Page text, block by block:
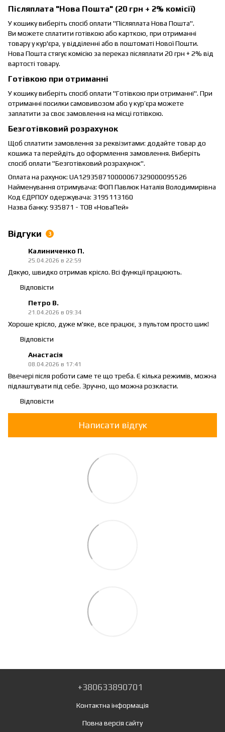
Післяплата "Нова Пошта" (20 грн + 2% комісії)
У кошику виберіть спосіб оплати "Післяплата Нова Пошта".
Ви можете сплатити готівкою або карткою, при отриманні
товару у кур'єра, у відділенні або в поштоматі Нової Пошти.
Нова Пошта стягує комісію за переказ післяплати 20 грн + 2% від
вартості товару.
Готівкою при отриманні
У кошику виберіть спосіб оплати "Готівкою при отриманні". При
отриманні посилки самовивозом або у кур’єра можете
заплатити за своє замовлення на місці готівкою.
Безготівковий розрахунок
Щоб сплатити замовлення за реквізитами: додайте товар до
кошика та перейдіть до оформлення замовлення. Виберіть
спосіб оплати "Безготівковий розрахунок".
Оплата на рахунок: UA129358710000067329000095526
Найменування отримувача: ФОП Павлюк Наталія Володимирівна
Код ЄДРПОУ одержувача: 3195113160
Назва банку: 935871 - ТОВ «НоваПей»
Відгуки 3
Калиниченко П.
25.04.2026 в 22:59
Дякую, швидко отримав крісло. Всі функції працюють.
Відповісти
Петро В.
21.04.2026 в 09:34
Хороше крісло, дуже м'яке, все працює, з пультом просто шик!
Відповісти
Анастасія
08.04.2026 в 17:41
Ввечері після роботи саме те що треба. Є кілька режимів, можна
підлаштувати під себе. Зручно, що можна розкласти.
Відповісти
Написати відгук
+380633890701
Контактна інформація
Повна версія сайту